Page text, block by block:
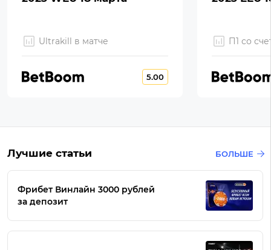
Ultrakill в матче
5.00
П1 со
Лучшие статьи БОЛЬШЕ
Фрибет Винлайн 3000 рублей
за депозит